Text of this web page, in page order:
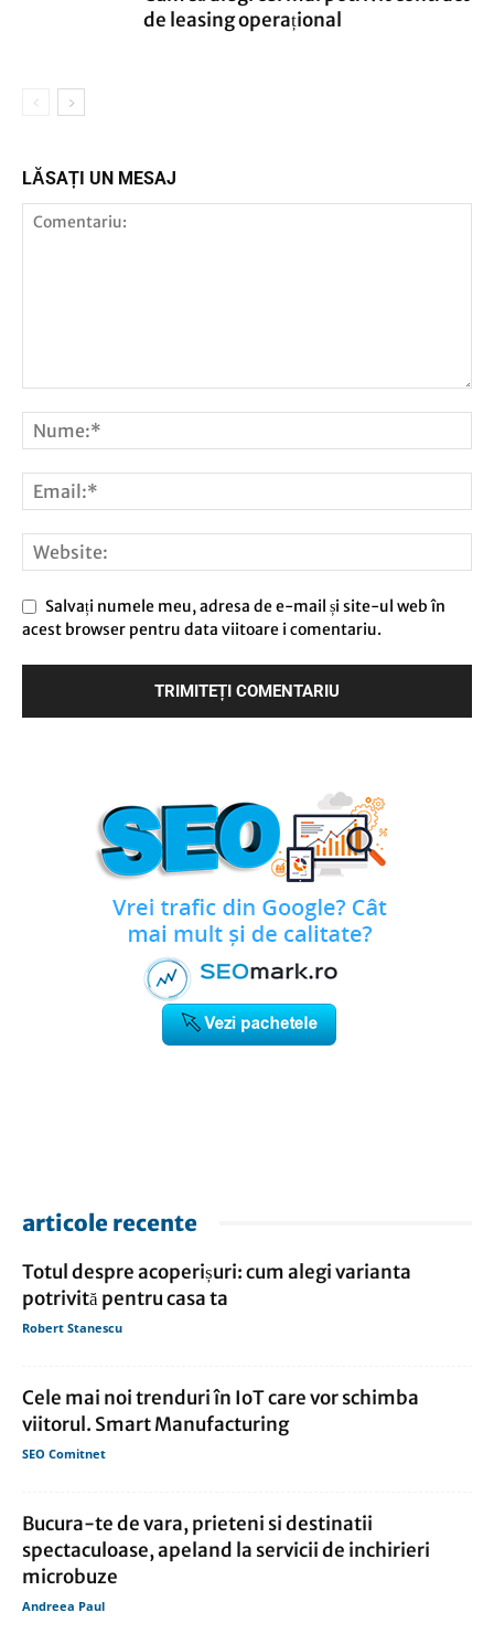
de leasing operațional
LĂSAȚI UN MESAJ
Salvați numele meu, adresa de e-mail și site-ul web în
acest browser pentru data viitoare i comentariu.
articole recente
Totul despre acoperișuri: cum alegi varianta
potrivită pentru casa ta
Robert Stanescu
Cele mai noi trenduri în IoT care vor schimba
viitorul. Smart Manufacturing
SEO Comitnet
Bucura-te de vara, prieteni si destinatii
spectaculoase, apeland la servicii de inchirieri
microbuze
Andreea Paul